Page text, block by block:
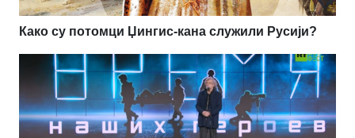
Како су потомци Џингис-кана служили Русији?